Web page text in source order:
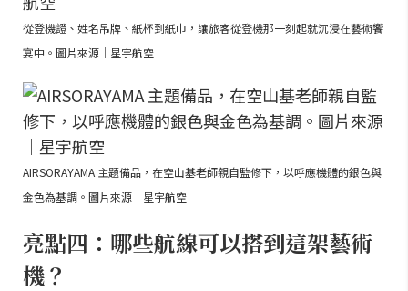
從登機證、姓名吊牌、紙杯到紙巾，讓旅客從登機那一刻起就沉浸在藝術饗
宴中。圖片來源｜星宇航空
AIRSORAYAMA 主題備品，在空山基老師親自監修下，以呼應機體的銀色與
金色為基調。圖片來源｜星宇航空
亮點四：哪些航線可以搭到這架藝術
機？